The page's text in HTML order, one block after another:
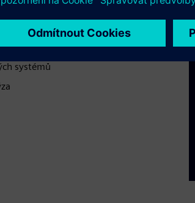
datových sad před jejich
systémů